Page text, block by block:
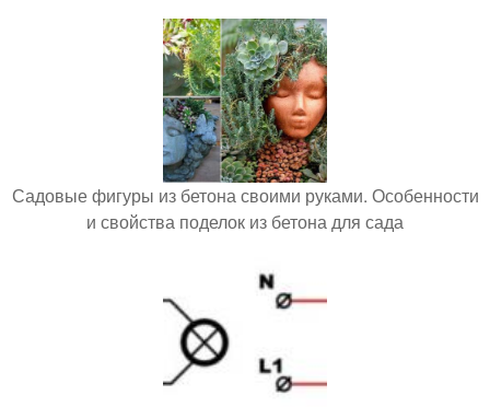
Садовые фигуры из бетона своими руками. Особенности
и свойства поделок из бетона для сада